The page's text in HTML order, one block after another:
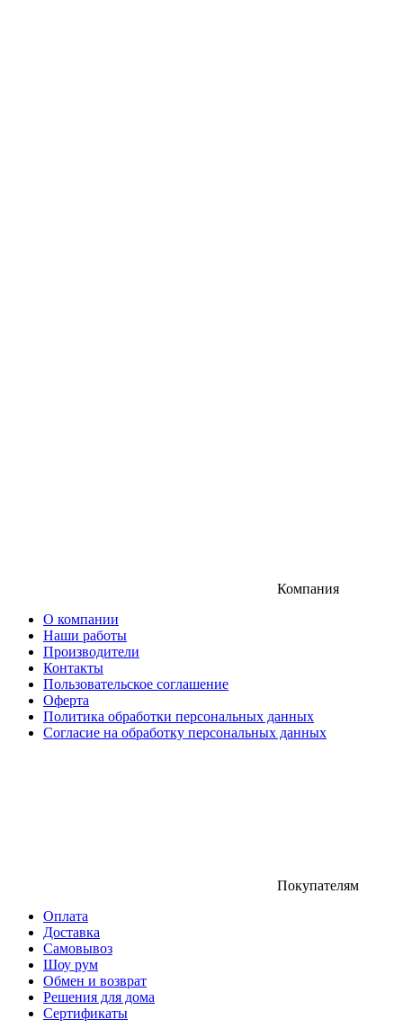
Компания
О компании
Наши работы
Производители
Контакты
Пользовательское соглашение
Оферта
Политика обработки персональных данных
Согласие на обработку персональных данных
Покупателям
Оплата
Доставка
Самовывоз
Шоу рум
Обмен и возврат
Решения для дома
Сертификаты